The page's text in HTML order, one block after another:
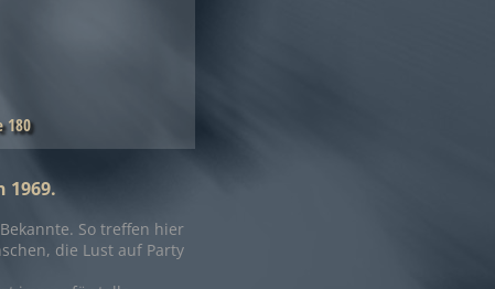
180
1969.
So treffen hier
die Lust auf Party